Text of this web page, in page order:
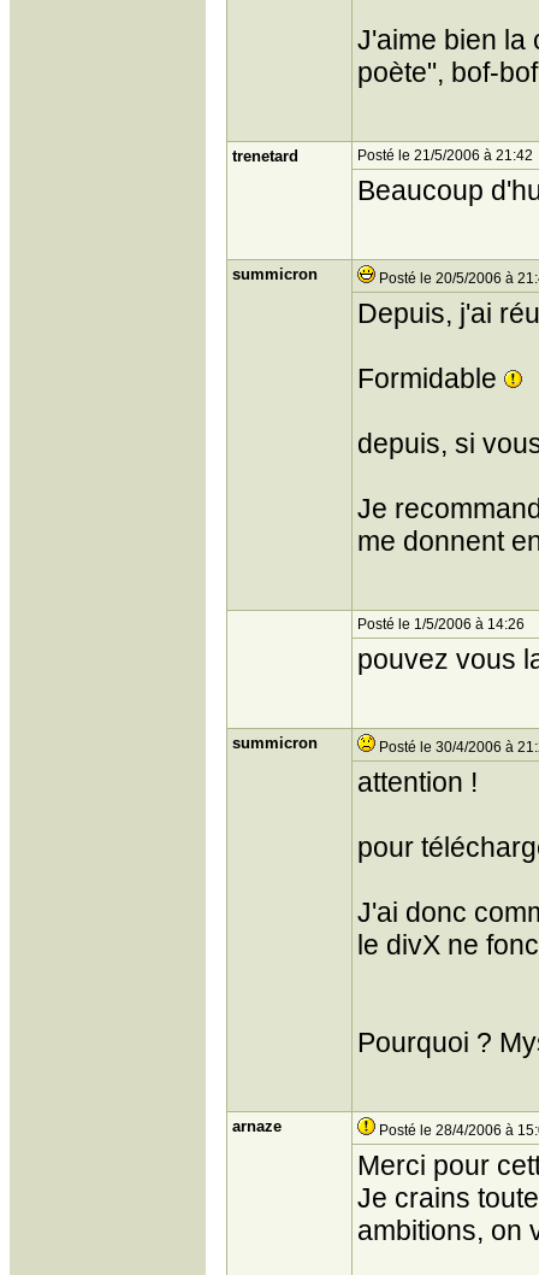
J'aime bien la
poète", bof-
trenetard Posté le 21/5/2006 à 21:42
Beaucoup
summicron Posté le 20/5/2006 à
Depuis, j'ai
Formidable
depuis, si
Je
me donnent
Posté le 1/5/2006 à 14:26
pouvez vous
summicron Posté le 30/4/2006 à
attention !
pour
J'ai donc
le divX ne
Pourquoi ?
arnaze Posté le 28/4/2006 à
Merci pour
Je crains
ambitions, on